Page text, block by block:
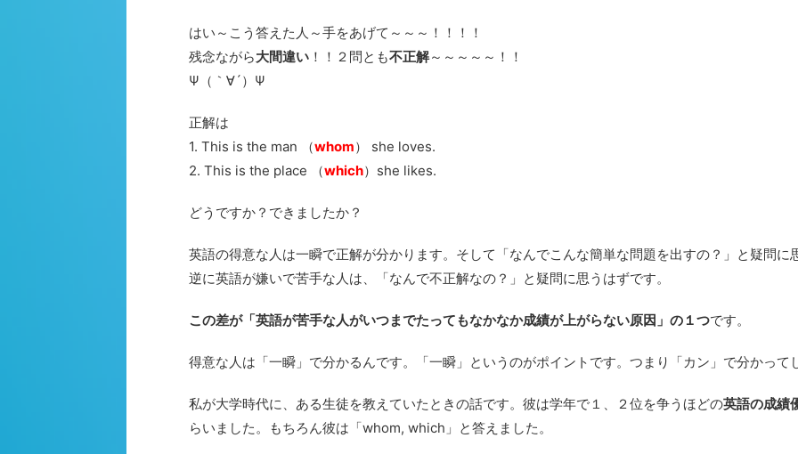
はい～こう答えた人～手をあげて～～～！！！！
残念ながら大間違い ！！２問とも不正解～～～～～！！
Ψ（｀∀´）Ψ
正解は
1. This is the man （whom） she loves.
2. This is the place （which）she likes.
どうですか？できましたか？
英語の得意な人は一瞬で正解が分かります。そして「なんでこんな簡単な問題を出すの？」と疑問に
逆に英語が嫌いで苦手な人は、「なんで不正解なの？」と疑問に思うはずです。
この差が「英語が苦手な人がいつまでたってもなかなか成績が上がらない原因」の１つです。
得意な人は「一瞬」で分かるんです。「一瞬」というのがポイントです。つまり「カン」で分かって
私が大学時代に、ある生徒を教えていたときの話です。彼は学年で１、２位を争うほどの英語の成績
らいました。もちろん彼は「whom, which」と答えました。